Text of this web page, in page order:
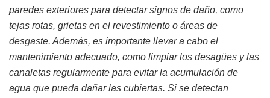
paredes exteriores para detectar signos de daño, como
tejas rotas, grietas en el revestimiento o áreas de
desgaste. Además, es importante llevar a cabo el
mantenimiento adecuado, como limpiar los desagües y las
canaletas regularmente para evitar la acumulación de
agua que pueda dañar las cubiertas. Si se detectan